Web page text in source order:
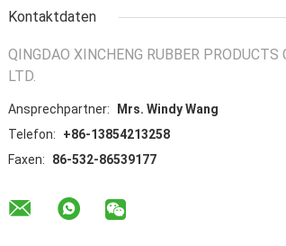
Kontaktdaten
QINGDAO XINCHENG RUBBER PRODUCTS
LTD.
Ansprechpartner:
Mrs. Windy Wang
Telefon:
+86-13854213258
Faxen:
86-532-86539177